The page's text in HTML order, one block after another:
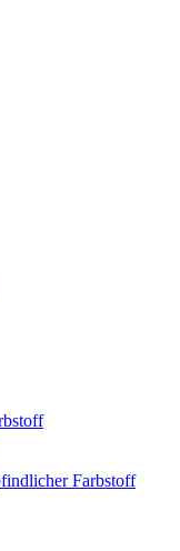
Farbstoff